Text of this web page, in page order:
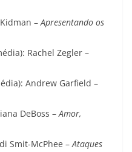
– Apresentando os
Rachel Zegler –
Andrew Garfield –
DeBoss – Amor,
Smit-McPhee – Ataques